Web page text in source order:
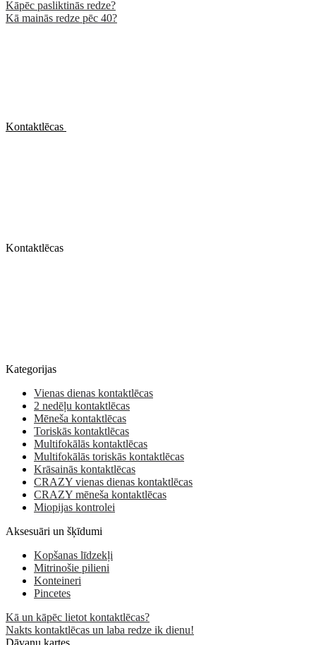
Kāpēc pasliktinās redze?
Kā mainās redze pēc 40?
Kontaktlēcas
Kontaktlēcas
Kategorijas
Vienas dienas kontaktlēcas
2 nedēļu kontaktlēcas
Mēneša kontaktlēcas
Toriskās kontaktlēcas
Multifokālās kontaktlēcas
Multifokālās toriskās kontaktlēcas
Krāsainās kontaktlēcas
CRAZY vienas dienas kontaktlēcas
CRAZY mēneša kontaktlēcas
Miopijas kontrolei
Aksesuāri un šķīdumi
Kopšanas līdzekļi
Mitrinošie pilieni
Konteineri
Pincetes
Kā un kāpēc lietot kontaktlēcas?
Nakts kontaktlēcas un laba redze ik dienu!
Dāvanu kartes